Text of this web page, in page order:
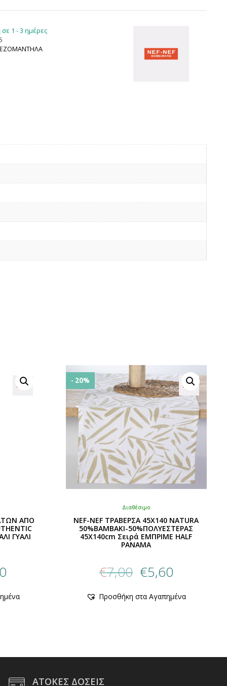
1 - 3 ημέρες
ΑΠΟ
ΓΥΑΛΙ
είναι:
- 20%
Διαθέσιμο
NEF-NEF ΤΡΑΒΕΡΣΑ 45X140 NATURA
50%ΒΑΜΒΑΚΙ-50%ΠΟΛΥΕΣΤΕΡΑΣ
45X140cm Σειρά ΕΜΠΡΙΜΕ HALF
PANAMA
€7,00
price
€7,00.
€5,60τρέχουσα
είναι:
Προσθήκη στα Αγαπημένα
ΑΤΟΚΕΣ ΔΟΣΕΙΣ